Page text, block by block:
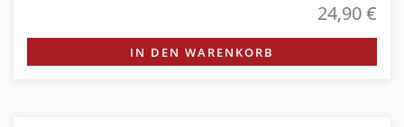
24,90 €
IN DEN WARENKORB